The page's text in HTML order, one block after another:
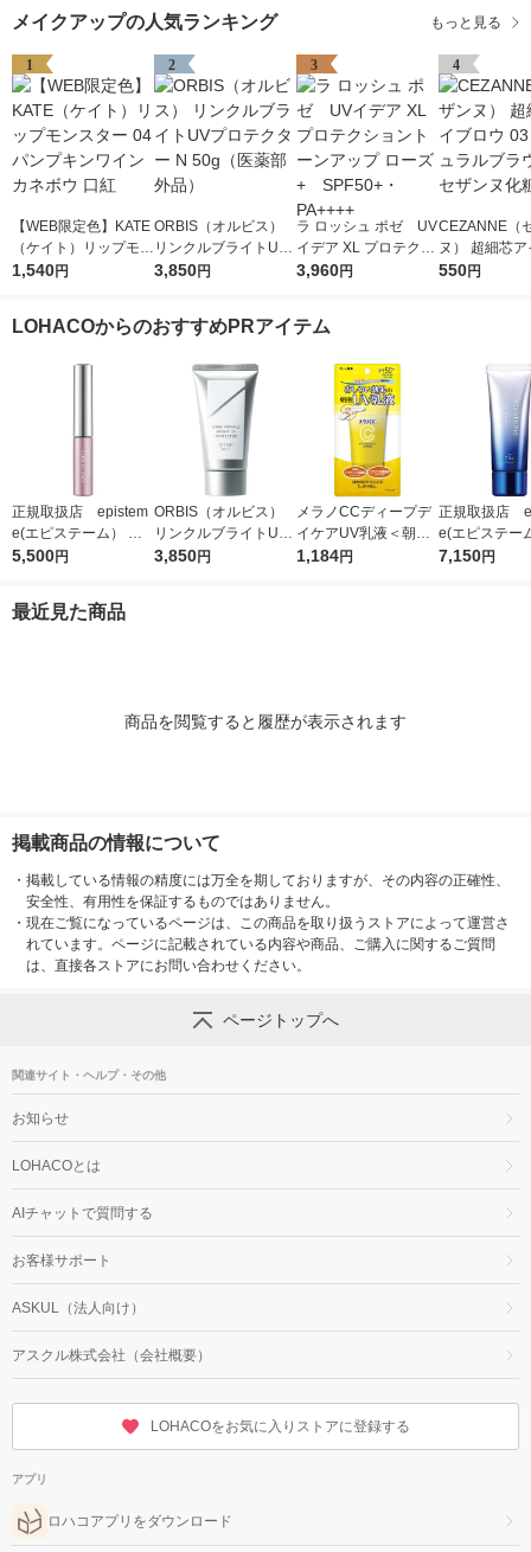
メイクアップの人気ランキング もっと見る
1
【WEB限定色】KATE
（ケイト）リップモン
スター 04 パンプキン
1,540円
2
ORBIS（オルビス）
リンクルブライトUV
プロテクター N 50g
3,850円
3
ラ ロッシュ ポゼ UV
イデア XL プロテクシ
ョントーンアップ ロ
3,960円
4
CEZANNE（
ヌ） 超細芯
ウ 03（ナチ
550円
LOHACOからのおすすめPRアイテム
正規取扱店 epistem
e(エピステーム） パ
ワライズラッシュセラ
5,500円
ORBIS（オルビス）
リンクルブライトUV
プロテクター N 50g
3,850円
メラノCCディープデ
イケアUV乳液＜朝用
日焼け止め乳液＞50g
1,184円
正規取扱店
e(エピステー
ワイトUVレ
7,150円
最近見た商品
商品を閲覧すると履歴が表示されます
掲載商品の情報について
・ 掲載している情報の精度には万全を期しておりますが、その内容の正確性、
安全性、有用性を保証するものではありません。
・ 現在ご覧になっているページは、この商品を取り扱うストアによって運営さ
れています。ページに記載されている内容や商品、ご購入に関するご質問
は、直接各ストアにお問い合わせください。
ページトップへ
関連サイト・ヘルプ・その他
お知らせ
LOHACOとは
AIチャットで質問する
お客様サポート
ASKUL（法人向け）
アスクル株式会社（会社概要）
LOHACOをお気に入りストアに登録する
アプリ
ロハコアプリをダウンロード